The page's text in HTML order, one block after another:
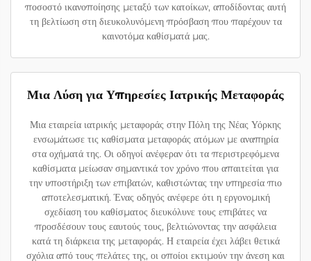
ποσοστό ικανοποίησης μεταξύ των κατοίκων, αποδίδοντας αυτή
τη βελτίωση στη διευκολυνόμενη πρόσβαση που παρέχουν τα
καινοτόμα καθίσματά μας.
Μια Λύση για Υπηρεσίες Ιατρικής Μεταφοράς
Μια εταιρεία ιατρικής μεταφοράς στην Πόλη της Νέας Υόρκης
ενσωμάτωσε τις καθίσματα μεταφοράς ατόμων με αναπηρία
στα οχήματά της. Οι οδηγοί ανέφεραν ότι τα περιστρεφόμενα
καθίσματα μείωσαν σημαντικά τον χρόνο που απαιτείται για
την υποστήριξη των επιβατών, καθιστώντας την υπηρεσία πιο
αποτελεσματική. Ένας οδηγός ανέφερε ότι η εργονομική
σχεδίαση του καθίσματος διευκόλυνε τους επιβάτες να
προσδέσουν τους εαυτούς τους, βελτιώνοντας την ασφάλεια
κατά τη διάρκεια της μεταφοράς. Η εταιρεία έχει λάβει θετικά
σχόλια από τους πελάτες της, οι οποίοι εκτιμούν την άνεση και